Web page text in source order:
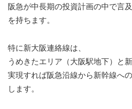
阪急が中長期の投資計画の中で言
を持ちます。
特に新大阪連絡線は、
うめきたエリア（大阪駅地下）と
実現すれば阪急沿線から新幹線へ
します。